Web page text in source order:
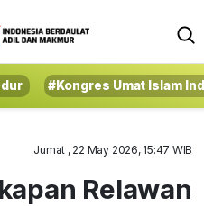
#Kongres Umat Islam
Jumat , 22 May 2026, 15:47 WIB
Relawan